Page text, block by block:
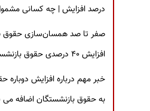
درصد افزایش | چه کسانی
صفر تا صد همسان‌سازی حقوق
افزایش ۴۰ درصدی حقوق بازنشستگان
خبر مهم درباره افزایش
به حقوق بازنشستگان اضافه